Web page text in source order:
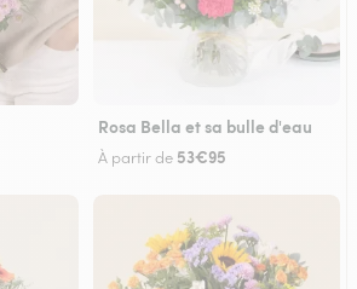
Rosa Bella et sa bulle d'eau
À partir de 53€95